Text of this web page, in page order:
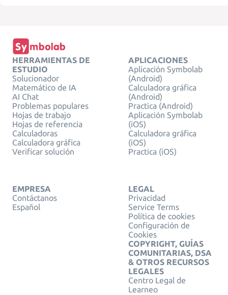
HERRAMIENTAS DE
ESTUDIO
Solucionador
Matemático de IA
AI Chat
Problemas populares
Hojas de trabajo
Hojas de referencia
Calculadoras
Calculadora gráfica
Verificar solución
APLICACIONES
Aplicación Symbolab
(Android)
Calculadora gráfica
(Android)
Practica (Android)
Aplicación Symbolab
(iOS)
Calculadora gráfica
(iOS)
Practica (iOS)
EMPRESA
Contáctanos
Español
LEGAL
Privacidad
Service Terms
Política de cookies
Configuración de
Cookies
COPYRIGHT, GUÍAS
COMUNITARIAS, DSA
& OTROS RECURSOS
LEGALES
Centro Legal de
Learneo